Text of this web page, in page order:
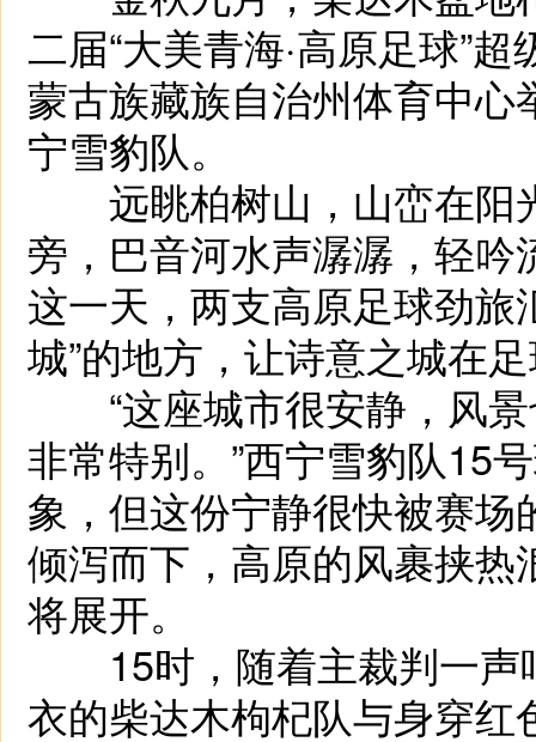
二届“大美青海·高原足球”
蒙古族藏族自治州体育中
宁雪豹队。
远眺柏树山，山峦在阳
旁，巴音河水声潺潺，轻
这一天，两支高原足球劲旅
城”的地方，让诗意之城在
“这座城市很安静，风景
非常特别。”西宁雪豹队15
象，但这份宁静很快被赛
倾泻而下，高原的风裹挟
将展开。
15时，随着主裁判一声
衣的柴达木枸杞队与身穿